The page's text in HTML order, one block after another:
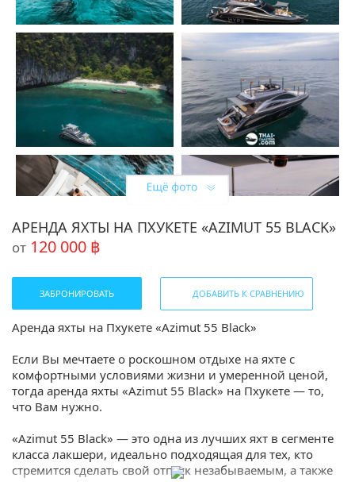
АРЕНДА ЯХТЫ НА ПХУКЕТЕ «AZIMUT 55 BLACK»
от 120 000 ฿
ЗАБРОНИРОВАТЬ ДОБАВИТЬ К СРАВНЕНИЮ
Аренда яхты на Пхукете «Azimut 55 Black»
Если Вы мечтаете о роскошном отдыхе на яхте с
комфортными условиями жизни и умеренной ценой,
тогда аренда яхты «Azimut 55 Black» на Пхукете — то,
что Вам нужно.
«Azimut 55 Black» — это одна из лучших яхт в сегменте
класса лакшери, идеально подходящая для тех, кто
стремится сделать свой отпуск незабываемым, а также